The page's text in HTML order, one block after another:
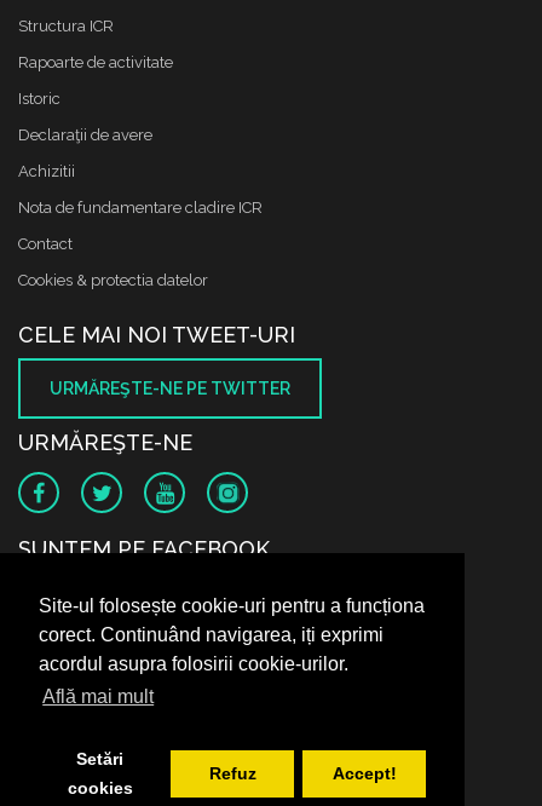
Site-ul folosește cookie-uri pentru a funcționa
corect. Continuând navigarea, iți exprimi
acordul asupra folosirii cookie-urilor.
Află mai mult
Setări
cookies
Refuz Accept!
Structura ICR
Rapoarte de activitate
Istoric
Declaraţii de avere
Achizitii
Nota de fundamentare cladire ICR
Contact
Cookies & protectia datelor
CELE MAI NOI TWEET-URI
URMĂREŞTE-NE PE TWITTER
URMĂREŞTE-NE
SUNTEM PE FACEBOOK